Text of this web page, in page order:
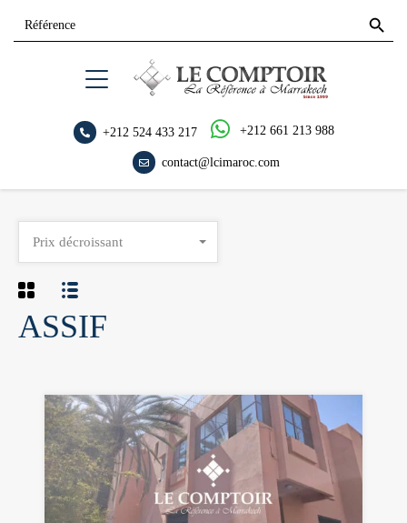
+212 524 433 217 +212 661 213 988
contact@lcimaroc.com
for:
Search
Button
ASSIF
Prix décroissant